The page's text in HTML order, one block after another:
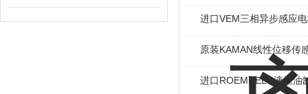
阀定位器 进口VEM三相异步感应
原装KAMAN线性位移传
进口ROEMHELD液压油